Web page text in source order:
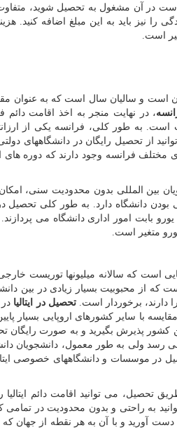
در آن مشغول به تحصیل شوید،
زندگی را نیز باید به این مبلغ اضافه
است و سالیان سال است که به عنوان
، در نهایت منجر به اخذ اقامت دائم
به طور کلی، فرانسه یکی از
از تحصیل رایگان در دانشگاههای
مختلف فرانسه وجود دارند که دوره های
بین المللی بدون محدودیت سنی،
دانشگاه دارد. به طور کلی تحصیل در
رایگان است و دانشجویان در ابتدای هر ترم تحصیلی، تنها در حدود 400 یورو بابت
است که سالانه میلیونها توریست
که از محبوبیت بسیار زیادی در بین
دارند، برخوردار است.تحصیل در ایتالیا
با سایر کشورهای اروپایی بسیار
کشور پذیرش بگیرید و به صورت رایگان
برای برخی از رشته ها، تا 5 هزار یورو نیز می رسد ولی به طور
هزینه تحصیل در موسسات و دانشگاههای خصوصی
تحصیل، می توانید اقامت دائم ایتالیا
توانید به راحتی و بدون محدودیت در
آورید و با آن به هر نقطه از جهان که